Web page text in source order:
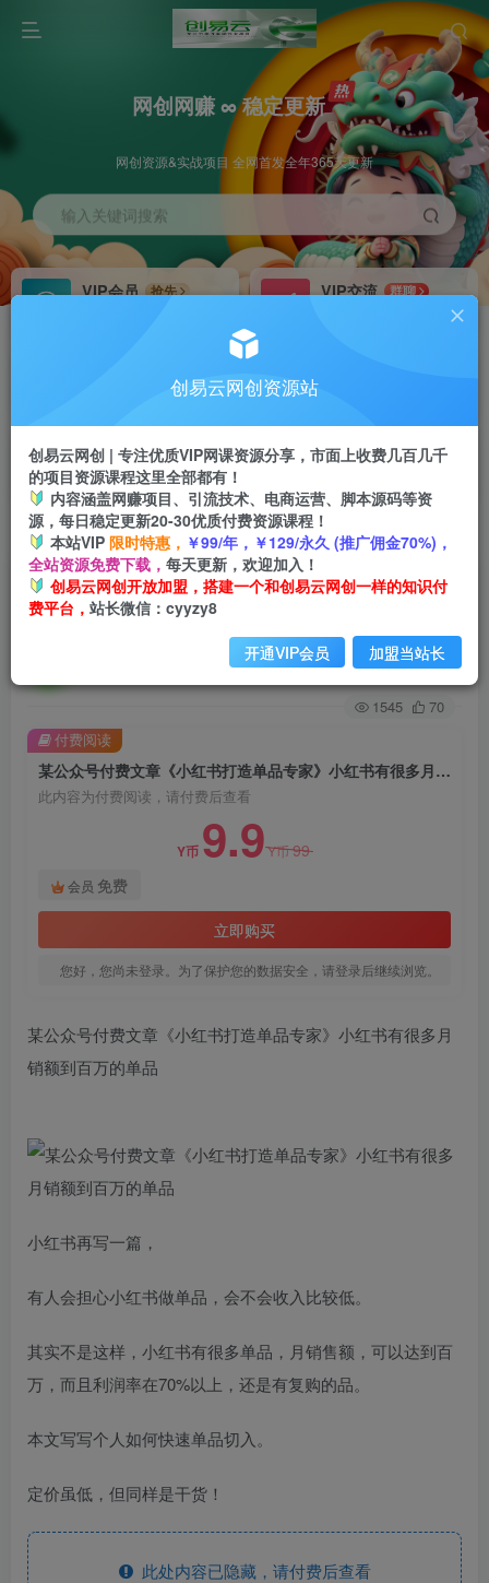
网创网赚 ∞ 稳定更新
网创资源&实战项目 全网首发全年365天更新
输入关键词搜索
VIP会员
抢先
VIP交流
群聊
研究探讨更多创业项目路子。
会员专属推广链接
挂机 项目
脚本卡密
APP下载
GO
首页 创业课程 会员免费 正文
某公众号付费文章《小红书打造单品专家》小红书
有很多月销额到百万的单品
关注
1545 70
某公众号付费文章《小红书打造单品专家》小红书有很多月销额到百万的单品
此内容为付费阅读，请付费后查看
Y币 9.9Y币99
会员 免费
立即购买
您好，您尚未登录。为了保护您的数据安全，请登录后继续浏览。
付费阅读
某公众号付费文章《小红书打造单品专家》小红书有很多月
销额到百万的单品
小红书再写一篇，
有人会担心小红书做单品，会不会收入比较低。
其实不是这样，小红书有很多单品，月销售额，可以达到百
万，而且利润率在70%以上，还是有复购的品。
本文写写个人如何快速单品切入。
定价虽低，但同样是干货！
此处内容已隐藏，请付费后查看
创易云网创资源站
创易云网创 | 专注优质VIP网课资源分享，市面上收费几百几千
的项目资源课程这里全部都有！
内容涵盖网赚项目、引流技术、电商运营、脚本源码等资
源，每日稳定更新20-30优质付费资源课程！
本站VIP 限时特惠， ￥99/年，￥129/永久 (推广佣金70%)，
全站资源免费下载， 每天更新，欢迎加入！
创易云网创开放加盟，搭建一个和创易云网创一样的知识付
费平台， 站长微信：cyyzy8
开通VIP会员 加盟当站长